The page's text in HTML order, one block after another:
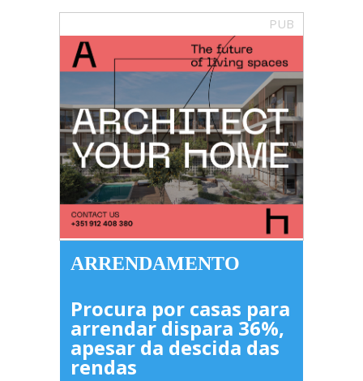
PUB
ARRENDAMENTO
Procura por casas para
arrendar dispara 36%,
apesar da descida das
rendas